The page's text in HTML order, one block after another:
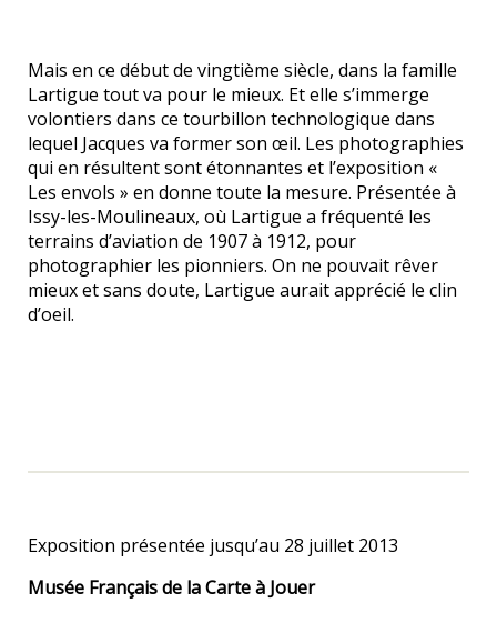
Mais en ce début de vingtième siècle, dans la famille
Lartigue tout va pour le mieux. Et elle s’immerge
volontiers dans ce tourbillon technologique dans
lequel Jacques va former son œil. Les photographies
qui en résultent sont étonnantes et l’exposition «
Les envols » en donne toute la mesure. Présentée à
Issy-les-Moulineaux, où Lartigue a fréquenté les
terrains d’aviation de 1907 à 1912, pour
photographier les pionniers. On ne pouvait rêver
mieux et sans doute, Lartigue aurait apprécié le clin
d’oeil.
Exposition présentée jusqu’au 28 juillet 2013
Musée Français de la Carte à Jouer